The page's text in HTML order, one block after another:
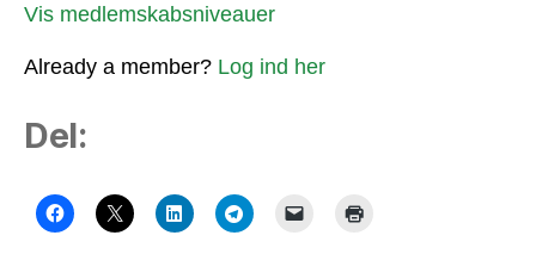
Vis medlemskabsniveauer
Already a member? Log ind her
Del: